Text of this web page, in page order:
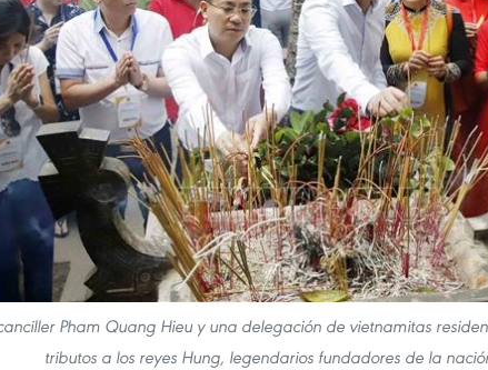
Pham Quang Hieu y una delegación de vietnamitas
tributos a los reyes Hung, legendarios fundadores de la